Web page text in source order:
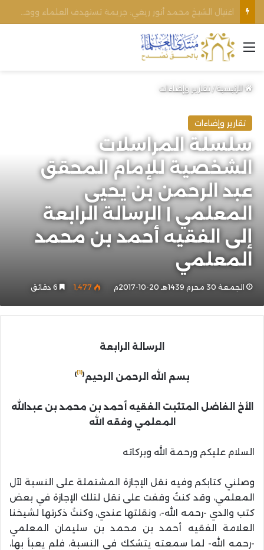
الأوقاف الفلسطينية تنفي صحة تعميم يمنع رفع الأذان عبر السماعات الخارجية للمساجد القريبة من المستوطنات
القائمة
الرئيسية/تقارير وإضاءات
تقارير وإضاءات
سلسلة المراسلات
الشخصية للإمام المحقق
عبد الرحمن بن يحيى
المعلمي | الرسالة الرابعة
إلى الفقيه أحمد بن محمد
المعلمي
الجمعة 30 محرم 1439هـ 20-10-2017م 1٬477
الرسالة الرابعة
بسم الله الرحمن الرحيم(
[1]
)
الأخ الفاضل المتثبت الفقيه أحمد بن محمد بن عبدالله
المعلمي وفقه الله
السلام عليكم ورحمة الله وبركاته
وصلني كتابكم وفيه نقل الإجازة المشتملة على النسبة لآل
المعلمي، وقد كنتُ وقفت على نقل لتلك الإجازة في بعض
كتب والدي -رحمه الله-، ونقلتها عندي، وكنتُ ذكرتها لشيخنا
العلامة الفقيه أحمد بن محمد بن سليمان المعلمي
-رحمه الله- لما سمعته يتشكك في النسبة، فلم يعبأ بها،